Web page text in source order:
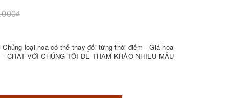
loại hoa có thể thay đổi từng thời điểm - Giá hoa
CHAT VỚI CHÚNG TÔI ĐỂ THAM KHẢO NHIỀU MẪU